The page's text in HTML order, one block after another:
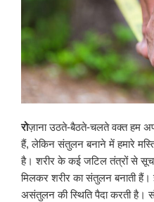
रोज़ाना उठते-बैठते-चलते वक्त हम
हैं, लेकिन संतुलन बनाने में हमारे
है। शरीर के कई जटिल तंत्रों से
मिलकर शरीर का संतुलन बनाती हैं।
असंतुलन की स्थिति पैदा करती है।